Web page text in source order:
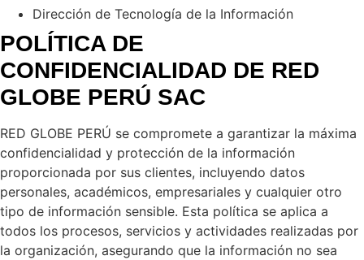
Dirección de Tecnología de la Información
POLÍTICA DE
CONFIDENCIALIDAD DE RED
GLOBE PERÚ SAC
RED GLOBE PERÚ se compromete a garantizar la máxima
confidencialidad y protección de la información
proporcionada por sus clientes, incluyendo datos
personales, académicos, empresariales y cualquier otro
tipo de información sensible. Esta política se aplica a
todos los procesos, servicios y actividades realizadas por
la organización, asegurando que la información no sea